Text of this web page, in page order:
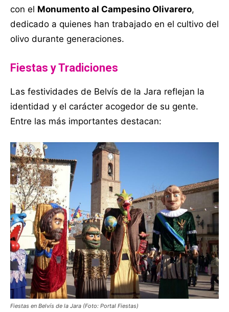
con el Monumento al Campesino Olivarero,
dedicado a quienes han trabajado en el cultivo del
olivo durante generaciones.
Fiestas y Tradiciones
Las festividades de Belvís de la Jara reflejan la
identidad y el carácter acogedor de su gente.
Entre las más importantes destacan:
Fiestas en Belvís de la Jara (Foto: Portal Fiestas)